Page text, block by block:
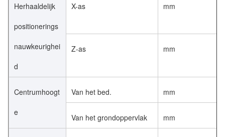
Herhaaldelijk
positionerings
nauwkeurighei
d
X-as mm
Z-as mm
Centrumhoogt
e
Van het bed. mm
Van het grondoppervlak mm